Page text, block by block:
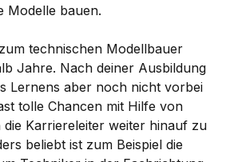
Modelle bauen.
technischen Modellbauer
Jahre. Nach deiner Ausbildung
Lernens aber noch nicht vorbei
tolle Chancen mit Hilfe von
die Karriereleiter weiter hinauf zu
beliebt ist zum Beispiel die